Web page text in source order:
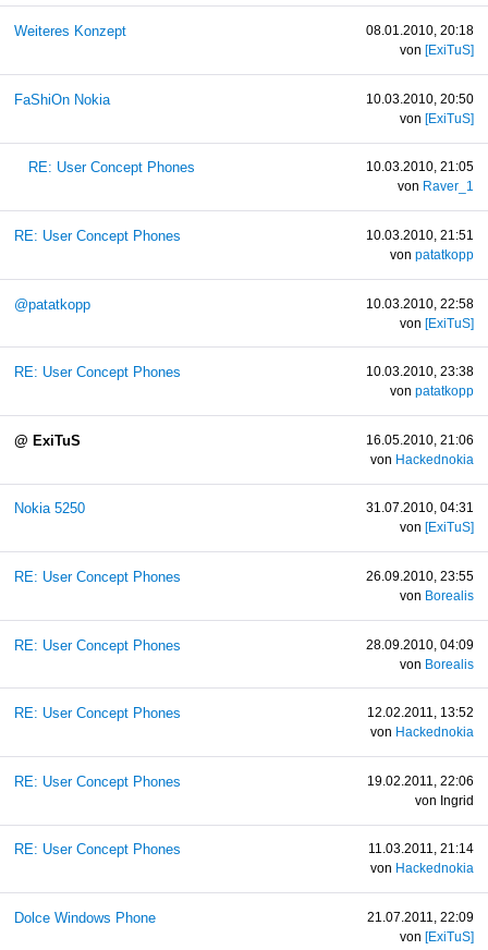
Weiteres Konzept
08.01.2010, 20:18
von
[ExiTuS]
FaShiOn Nokia
10.03.2010, 20:50
von [ExiTuS]
RE: User Concept Phones
10.03.2010, 21:05
von Raver_1
RE: User Concept Phones
10.03.2010, 21:51
vonpatatkopp
@patatkopp
10.03.2010, 22:58
von [ExiTuS]
RE: User Concept Phones
10.03.2010, 23:38
vonpatatkopp
@ ExiTuS
16.05.2010, 21:06
von Hackednokia
Nokia 5250
31.07.2010, 04:31
von
[ExiTuS]
RE: User Concept Phones
26.09.2010, 23:55
von Borealis
RE: User Concept Phones
28.09.2010, 04:09
von Borealis
RE: User Concept Phones
12.02.2011, 13:52
von Hackednokia
RE: User Concept Phones
19.02.2011, 22:06
von Ingrid
RE: User Concept Phones
11.03.2011, 21:14
von Hackednokia
Dolce Windows Phone
21.07.2011, 22:09
von [ExiTuS]